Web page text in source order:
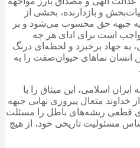
و بازدارنده، بخشی از
جبهه حق محسوب می‌شود و بر
واجب است برای ادای هر چه
به جهاد برخیزد و لحظه‌ای درنگ
انسان نماهای حیوان‌صفت را به
اسلامی، این میثاق را با
متعال پیروزی نهایی جبهه
قطعی ریشه‌های باطل را مسئلت
مسئولیت تاریخی خود، از هیچ